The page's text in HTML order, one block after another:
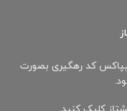
کد رهگیری بصورت